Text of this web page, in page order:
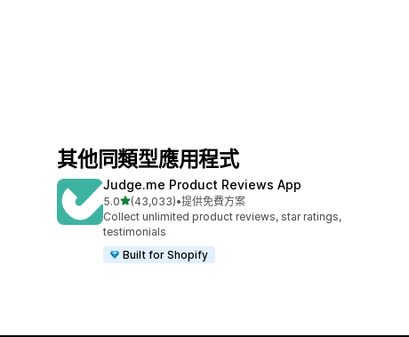
其他同類型應用程式
Judge.me Product Reviews App
5.0滿分 5 顆星
(43,033)
共有 43033 則評價
•提供免費方案
Collect unlimited product reviews, star ratings,
testimonials
Built for Shopify